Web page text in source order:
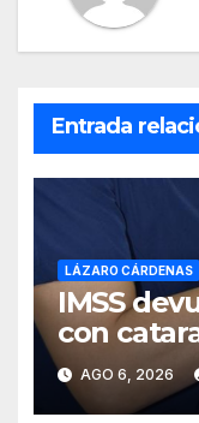
Entrada
LÁZARO CÁRDENAS
IMSS
con
23 años
AGO 6, 2026